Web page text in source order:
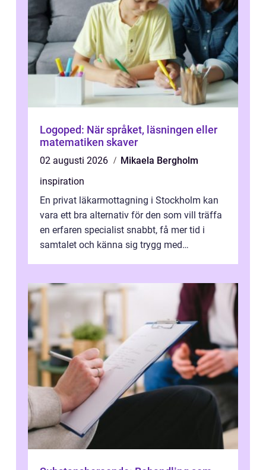
Logoped: När språket, läsningen eller
matematiken skaver
02 augusti 2026
Mikaela Bergholm
inspiration
En privat läkarmottagning i Stockholm kan
vara ett bra alternativ för den som vill träffa
en erfaren specialist snabbt, få mer tid i
samtalet och känna sig trygg med